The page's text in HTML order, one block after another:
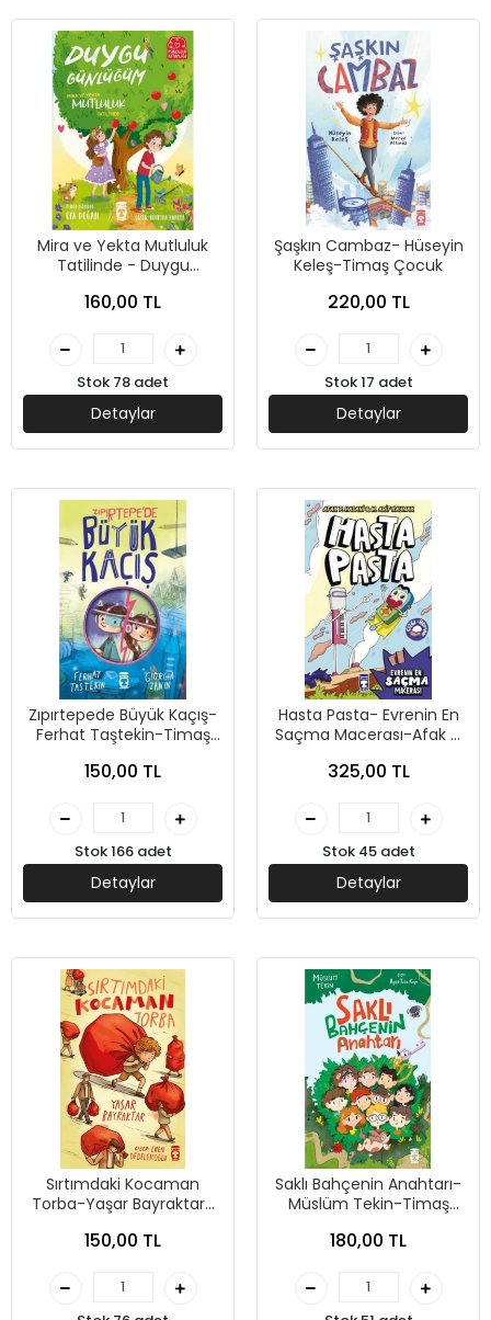
Mira ve Yekta Mutluluk
Tatilinde - Duygu
Timaş Çocuk
160,00 TL
Stok 78 adet
Detaylar
Şaşkın Cambaz- Hüseyin
Keleş-Timaş Çocuk
220,00 TL
Stok 17 adet
Detaylar
Zıpırtepede Büyük Kaçış-
Ferhat Taştekin-Timaş
150,00 TL
Stok 166 adet
Detaylar
Hasta Pasta- Evrenin En
Saçma Macerası-Afak P.
325,00 TL
Stok 45 adet
Detaylar
Sırtımdaki Kocaman
Torba-Yaşar Bayraktar-
150,00 TL
Saklı Bahçenin Anahtarı-
Müslüm Tekin-Timaş
180,00 TL